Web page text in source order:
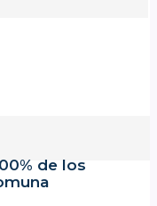
de los